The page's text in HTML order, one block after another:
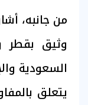
من جانبه،
وثيق بقطر
السعودية
يتعلق